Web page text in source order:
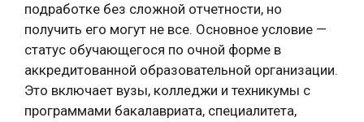
подработке без сложной отчетности, но
получить его могут не все. Основное условие —
статус обучающегося по очной форме в
аккредитованной образовательной организации.
Это включает вузы, колледжи и техникумы с
программами бакалавриата, специалитета,